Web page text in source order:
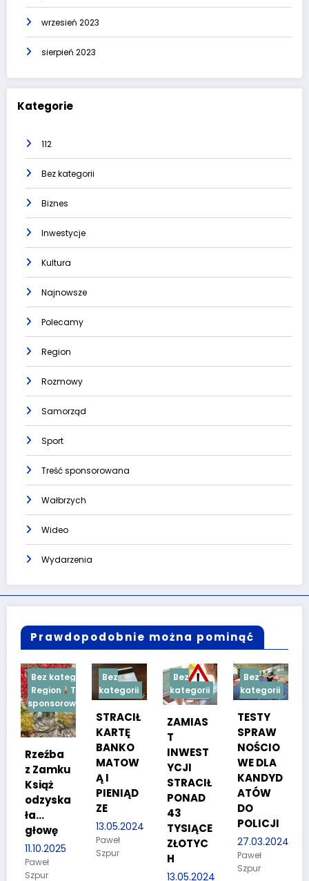
wrzesień 2023
sierpień 2023
Kategorie
112
Bez kategorii
Biznes
Inwestycje
Kultura
Najnowsze
Polecamy
Region
Rozmowy
Samorząd
Sport
Treść sponsorowana
Wałbrzych
Wideo
Wydarzenia
Prawdopodobnie można pominąć
Treść
Bez
kategorii
STRACIŁ
KARTĘ
BANKO
MATOW
Ą I
PIENIĄD
ZE
13.05.2024
Paweł
Szpur
Bez
kategorii
ZAMIAS
T
INWEST
YCJI
PONAD
TYSIĄCE
ZŁOTYC
H
Bez
kategorii
TESTY
NOŚCIO
WE DLA
KANDYD
ATÓW
POLICJI
27.03.2024
Bez
kategorii
W ręce
policjan
tów
wpadło
dwóch
poszuki
wanych
08.02.2024
Paweł
Szpur